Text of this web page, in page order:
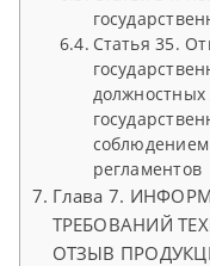
Статья 35.
регламентов
Глава 7.
ТРЕБОВАНИЙ
ОТЗЫВ